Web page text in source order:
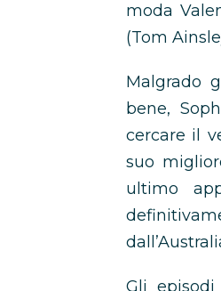
moda
(Tom
Malgrado
bene,
cercare il
suo
ultimo
Gli